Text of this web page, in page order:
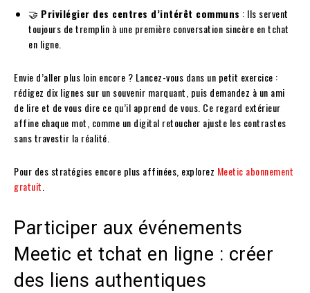
🤝 Privilégier des centres d’intérêt communs : Ils servent
toujours de tremplin à une première conversation sincère en tchat
en ligne.
Envie d’aller plus loin encore ? Lancez-vous dans un petit exercice :
rédigez dix lignes sur un souvenir marquant, puis demandez à un ami
de lire et de vous dire ce qu’il apprend de vous. Ce regard extérieur
affine chaque mot, comme un digital retoucher ajuste les contrastes
sans travestir la réalité.
Pour des stratégies encore plus affinées, explorez Meetic abonnement
gratuit
Participer aux événements
Meetic et tchat en ligne : créer
des liens authentiques